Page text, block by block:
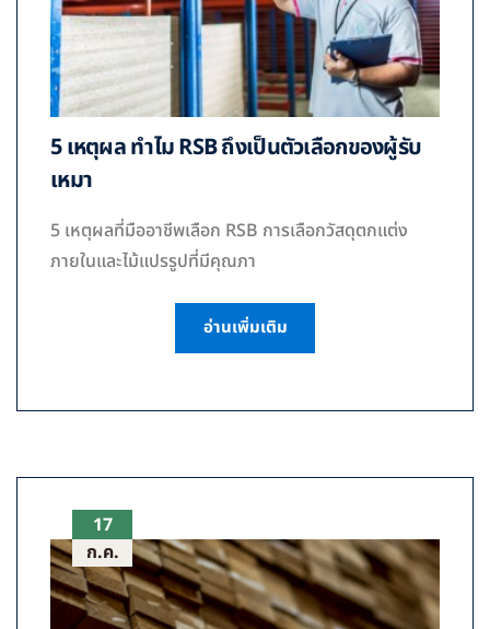
5 เหตุผล ทำไม RSB ถึงเป็นตัวเลือกของผู้รับ
เหมา
5 เหตุผลที่มืออาชีพเลือก RSB การเลือกวัสดุตกแต่ง
ภายในและไม้แปรรูปที่มีคุณภา
อ่านเพิ่มเติม
17
ก.ค.